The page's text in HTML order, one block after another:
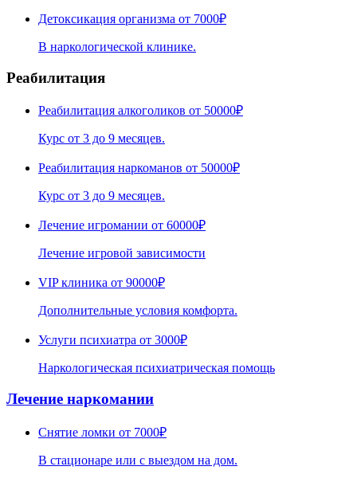
Детоксикация организма от 7000₽
В наркологической клинике.
Реабилитация
Реабилитация алкоголиков от 50000₽
Курс от 3 до 9 месяцев.
Реабилитация наркоманов от 50000₽
Курс от 3 до 9 месяцев.
Лечение игромании от 60000₽
Лечение игровой зависимости
VIP клиника от 90000₽
Дополнительные условия комфорта.
Услуги психиатра от 3000₽
Наркологическая психиатрическая помощь
Лечение наркомании
Снятие ломки от 7000₽
В стационаре или с выездом на дом.